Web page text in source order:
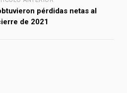
pérdidas netas al
de 2021